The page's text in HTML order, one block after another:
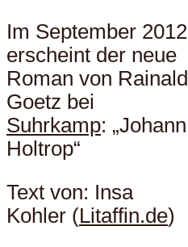
Im September 2012
erscheint der neue
Roman von Rainald
Goetz bei
Suhrkamp: „Johann
Holtrop“
Text von: Insa
Kohler (Litaffin.de)